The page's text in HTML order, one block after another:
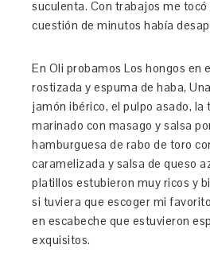
suculenta. Con trabajos me tocó
cuestión de minutos había
En Oli probamos Los hongos en
rostizada y espuma de haba,
jamón ibérico, el pulpo asado, la
marinado con masago y salsa
hamburguesa de rabo de toro
caramelizada y salsa de queso
platillos estubieron muy ricos y
si tuviera que escoger mi
en escabeche que estuvieron
exquisitos.